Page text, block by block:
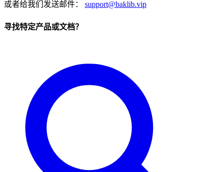
或者给我们发送邮件：
support@baklib.vip
寻找特定产品或文档？